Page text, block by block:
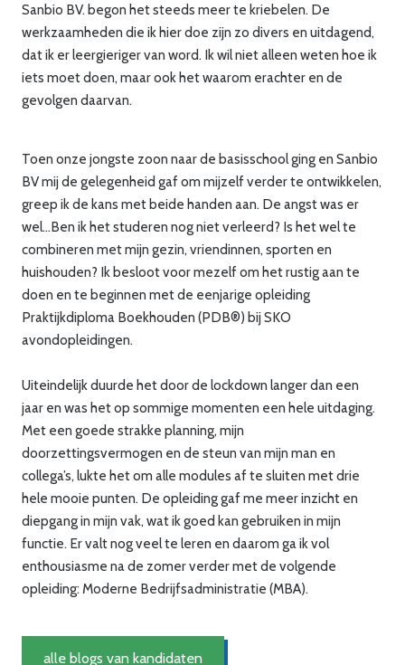
Sanbio BV. begon het steeds meer te kriebelen. De
werkzaamheden die ik hier doe zijn zo divers en uitdagend,
dat ik er leergieriger van word. Ik wil niet alleen weten hoe ik
iets moet doen, maar ook het waarom erachter en de
gevolgen daarvan.
Toen onze jongste zoon naar de basisschool ging en Sanbio
BV mij de gelegenheid gaf om mijzelf verder te ontwikkelen,
greep ik de kans met beide handen aan. De angst was er
wel…Ben ik het studeren nog niet verleerd? Is het wel te
combineren met mijn gezin, vriendinnen, sporten en
huishouden? Ik besloot voor mezelf om het rustig aan te
doen en te beginnen met de eenjarige opleiding
Praktijkdiploma Boekhouden (PDB®) bij SKO
avondopleidingen.
Uiteindelijk duurde het door de lockdown langer dan een
jaar en was het op sommige momenten een hele uitdaging.
Met een goede strakke planning, mijn
doorzettingsvermogen en de steun van mijn man en
collega’s, lukte het om alle modules af te sluiten met drie
hele mooie punten. De opleiding gaf me meer inzicht en
diepgang in mijn vak, wat ik goed kan gebruiken in mijn
functie. Er valt nog veel te leren en daarom ga ik vol
enthousiasme na de zomer verder met de volgende
opleiding: Moderne Bedrijfsadministratie (MBA).
alle blogs van kandidaten